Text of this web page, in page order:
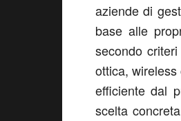
aziende di
base alle
secondo
ottica,
efficiente dal
scelta